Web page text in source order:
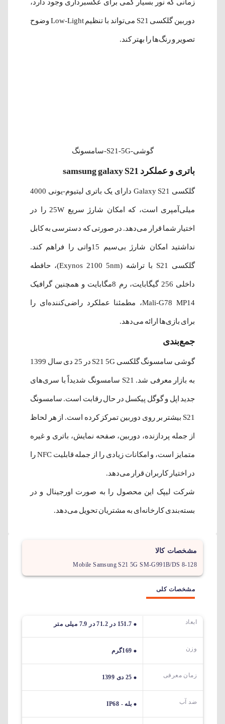
زمانی که نور بسیار کمی برای عکسبرداری وجود دارد،
دوربین گلکسی S21 می‌تواند با تنظیم Low-Light وضوح
تصویر و رنگ‌ها را بهتر کند.
گوشی-S21-5G-سامسونگ
باتری و عملکرد samsung galaxy S21
گلکسی Galaxy S21 دارای یک باتری لیتیوم‌-یونی 4000
میلی‌آمپری است، که امکان شارژ سریع 25W را در
اختیار شما قرار می‌دهد. در صورتی که دسترسی به کابل
نداشتید امکان شارژ بی‌سیم 15واتی را فراهم کند.
گلکسی S21 با تراشه (Exynos 2100 5nm)، حافطه
داخلی 256 گیگابایت، رم 8مگابایت و همچنین گرافیک
Mali-G78 MP14، مطمئنا عملکرد راضی‌کننده‌ای را
برای بازی‌ها ارائه می‌دهد.
جمع‌بندی
گوشی سامسونگ گلکسی S21 5G در 25 دی سال 1399
به بازار معرفی شد. S21 سامسونگ شدیداً با سری‌های
جدید اپل و گوگل پیکسل در حال رقابت است. سامسونگ
S21 بیشتر بر روی دوربین تمرکز کرده است. از هر لحاظ
از جمله پردازنده، دوربین، صفحه نمایش، باتری و غیره
متمایز است، و امکانات زیادی را از جمله قابلیت NFC را
در اختیار کاربران قرار می‌دهد.
شرکت لیپک این محصول را به صورت اورجینال و در
بسته‌بندی کارخانه‌ای به مشتریان تحویل می‌دهد.
مشخصات کالا
Mobile Samsung S21 5G SM-G991B/DS 8-128
مشخصات کلی
ابعاد 151.7 در 71.2 در 7.9 میلی متر
وزن 169گرم
زمان معرفی 25 دی 1399
ضد آب بله - IP68